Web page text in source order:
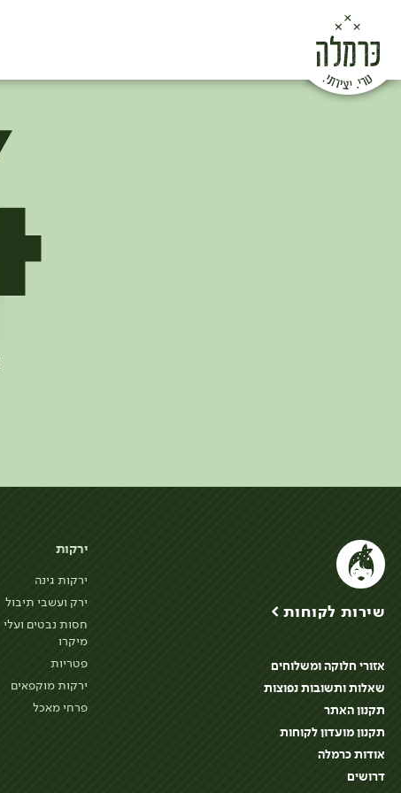
ירקות
ירקות גינה
ירק ועשבי תיבול
חסות נבטים ועלי
מיקרו
פטריות
ירקות מוקפאים
פרחי מאכל
שירות לקוחות >
אזורי חלוקה ומשלוחים
שאלות ותשובות נפוצות
תקנון האתר
תקנון מועדון לקוחות
אודות כרמלה
דרושים